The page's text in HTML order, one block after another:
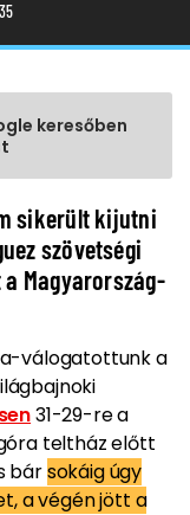
keresőben
sikerült kijutni
szövetségi
Magyarország-
válogatottunk a
31-29-re a
teltház előtt
bársokáig úgy
a végén jött a